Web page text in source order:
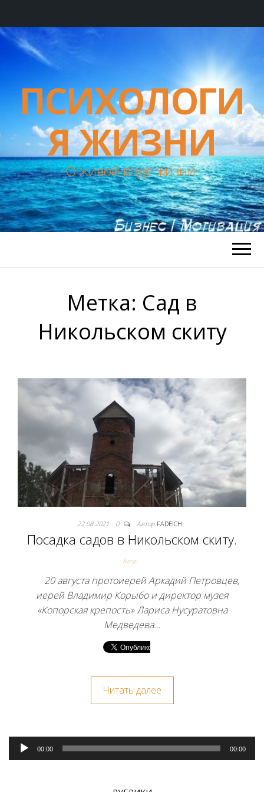
ПСИХОЛОГИ
Я ЖИЗНИ
О живой воде жизни.
Метка: Сад в
Никольском скиту
22.08.2021 0 Автор FADEICH
Посадка садов в Никольском скиту.
Блог
20 августа протоиерей Аркадий Петровцев,
иерей Владимир Корыбо и директор музея
«Копорская крепость» Лариса Нусуратовна
Медведева…
Читать далее
Аудиоплеер
00:00 00:00